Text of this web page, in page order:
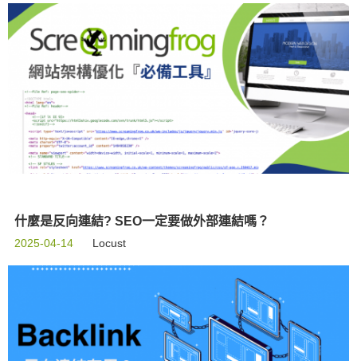
什麼是反向連結? SEO一定要做外部連結嗎？
2025-04-14 Locust